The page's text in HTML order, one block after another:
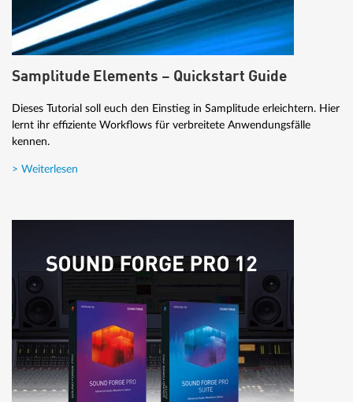
Samplitude Elements – Quickstart Guide
Dieses Tutorial soll euch den Einstieg in Samplitude erleichtern. Hier
lernt ihr effiziente Workflows für verbreitete Anwendungsfälle
kennen.
> Weiterlesen